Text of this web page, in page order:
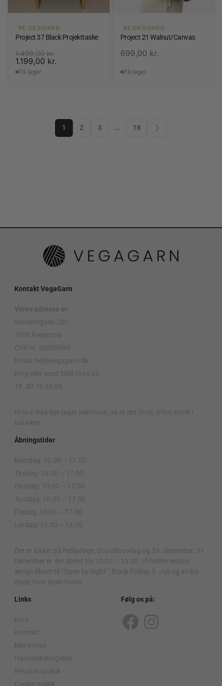
RE:DESIGNED
Project 37 Black Projekttaske
1.499,00kr.
1.199,00 kr.
På lager
RE:DESIGNED
Project 21 Walnut/Canvas
699,00 kr.
På lager
1 2 3 … 18
Kontakt VegaGarn
Vores adresse er:
Vendersgade 26C
7000 Fredericia
CVR nr. 36593989
Email: hej@vegagarn.dk
Ring eller send SMS til os på:
Tlf. 40 76 53 63
Hvis vi ikke lige tager telefonen, så er det fordi, vi har travlt i
butikken.
Åbningstider
Mandag: 10.00 – 17.00
Tirsdag: 10.00 – 17.00
Onsdag: 10.00 – 17.00
Torsdag: 10.00 – 17.00
Fredag: 10.00 – 17.00
Lørdag: 10.00 – 14.00
Der er lukket på helligdage, Grundlovsdag og 24. december. 31.
December er der åbent fra 10.00 – 13.00. Vi holder ekstra
længe åbent til “Open by night”, Black Friday, 5. Juli og andre
dage, hvor byen fester.
Links
Kurv
Kontakt
Min Konto
Handelsbetingelser
Privatlivspolitik
Cookie politik
Følg os på:
F
I